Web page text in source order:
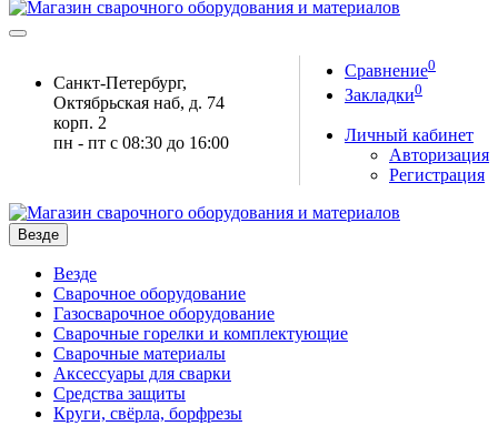
Санкт-Петербург,
Октябрьская наб, д. 74
корп. 2
пн - пт с 08:30 до 16:00
Сравнение0
Закладки0
Личный кабинет
Авторизация
Регистрация
Везде
Везде
Сварочное оборудование
Газосварочное оборудование
Сварочные горелки и комплектующие
Сварочные материалы
Аксессуары для сварки
Средства защиты
Круги, свёрла, борфрезы